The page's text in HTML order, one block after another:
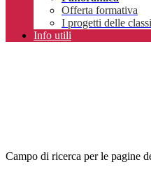
Offerta formativa
I progetti delle classi
Info utili
Campo di ricerca per le pagine